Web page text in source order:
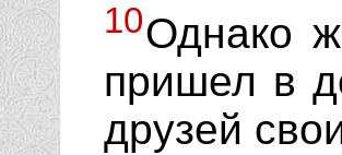
10Однако
пришел в
друзей